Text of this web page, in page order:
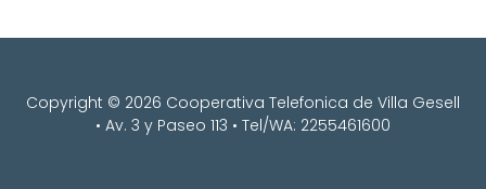
Copyright © 2026 Cooperativa Telefonica de Villa Gesell
• Av. 3 y Paseo 113 • Tel/WA: 2255461600